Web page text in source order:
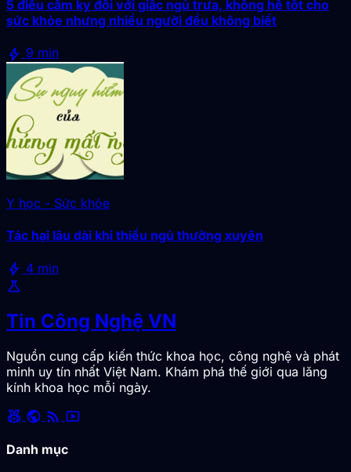
5 điều cấm kỵ đối với giấc ngủ trưa, không hề tốt cho
sức khỏe nhưng nhiều người đều không biết
bolt 9 min
Y học - Sức khỏe
Tác hại lâu dài khi thiếu ngủ thường xuyên
bolt 4 min
science
Tin Công Nghệ VN
Nguồn cung cấp kiến thức khoa học, công nghệ và phát
minh uy tín nhất Việt Nam. Khám phá thế giới qua lăng
kính khoa học mỗi ngày.
social_leaderboard public rss_feed smart_display
Danh mục